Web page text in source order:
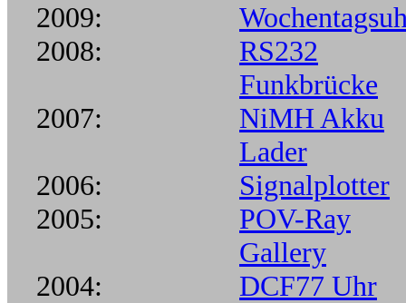
2009:
2008:
RS232
Funkbrücke
2007:
NiMH Akku
Lader
2006:
Signalplotter
2005:
POV-Ray
Gallery
2004:
DCF77 Uhr